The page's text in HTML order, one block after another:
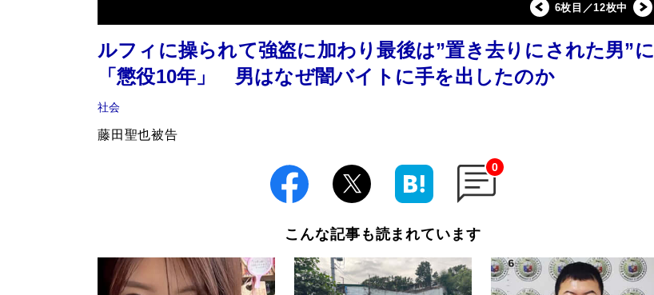
6枚目／12枚中
ルフィに操られて強盗に加わり最後は”置き去りにされた男”に
「懲役10年」 男はなぜ闇バイトに手を出したのか
社会
藤田聖也被告
0
こんな記事も読まれています